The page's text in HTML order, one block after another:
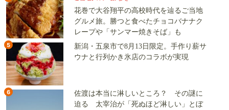
花巻で大谷翔平の高校時代を辿るご当地
グルメ旅。勝つと食べたチョコバナナク
レープや「サンマー焼きそば」も
5
新潟・五泉市で8月13日限定。手作り薪サ
ウナと行列かき氷店のコラボが実現
6
佐渡は本当に淋しいところ？ その謎に
迫る 太宰治が「死ぬほど淋しい」とぼ